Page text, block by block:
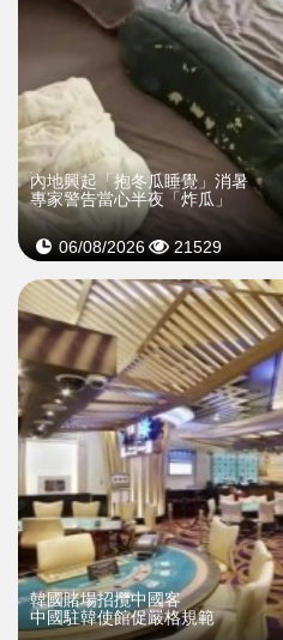
內地興起「抱冬瓜睡覺」消暑
專家警告當心半夜「炸瓜」
06/08/2026 21529
韓國賭場招攬中國客
中國駐韓使館促嚴格規範